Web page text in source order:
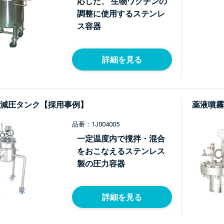
調整に使用するステンレ
ス容器
詳細を見る
圧タンク【採用事例】
品番：1J004005
一定温度内で撹拌・混合
をおこなえるステンレス
製の圧力容器
詳細を見る
薬液噴